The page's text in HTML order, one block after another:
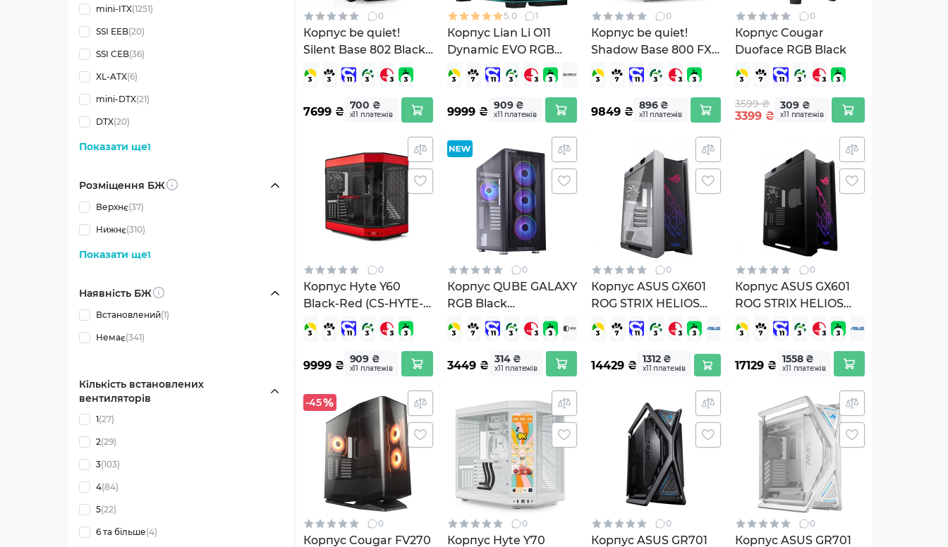
mini-ITX(1251)
SSI EEB(20)
SSI CEB(36)
XL-ATX(6)
mini-DTX(21)
DTX(20)
Показати ще1
Розміщення БЖ
Info
Верхнє(37)
Нижнє(310)
Показати ще1
Наявність БЖ
Info
Встановлений(1)
Немає(341)
Кількість встановлених
вентиляторів
1(27)
2(29)
3(103)
4(84)
5(22)
6 та більше(4)
0
Корпус be quiet!
Silent Base 802 Black
(BG039)
7699₴ 700 ₴
х11 платежів
5.0 1
Корпус Lian Li O11
Dynamic EVO RGB
Black
(G99.O11DERGBX.00)
9999₴ 909 ₴
х11 платежів
0
Корпус be quiet!
Shadow Base 800 FX
White (BGW64)
9849₴ 896 ₴
х11 платежів
0
Корпус Cougar
Duoface RGB Black
3599 ₴
3399 ₴
309 ₴
х11 платежів
0
Корпус Hyte Y60
Black-Red (CS-HYTE-
Y60-BR)
9999₴ 909 ₴
х11 платежів
0
Корпус QUBE GALAXY
RGB Black
(GALAXY_FCNU3)
3449₴ 314 ₴
х11 платежів
0
Корпус ASUS GX601
ROG STRIX HELIOS
CASE White Edition
(GX601/WT/AL/WITHHANDLE)
14429₴ 1312 ₴
х11 платежів
0
Корпус ASUS GX601
ROG STRIX HELIOS
CASE
(GX601/BK/AL/WITHHANDLE)
17129 ₴ 1558 ₴
х11 платежів
-45
0
Корпус Cougar FV270
0
Корпус Hyte Y70
0
Корпус ASUS GR701
0
Корпус ASUS GR701